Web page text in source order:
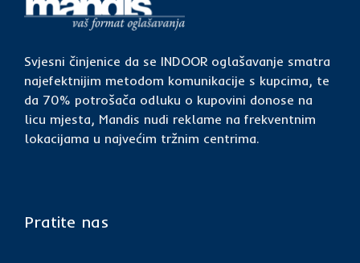
Svjesni činjenice da se INDOOR oglašavanje smatra
najefektnijim metodom komunikacije s kupcima, te
da 70% potrošača odluku o kupovini donose na
licu mjesta, Mandis nudi reklame na frekventnim
lokacijama u najvećim tržnim centrima.
Pratite nas